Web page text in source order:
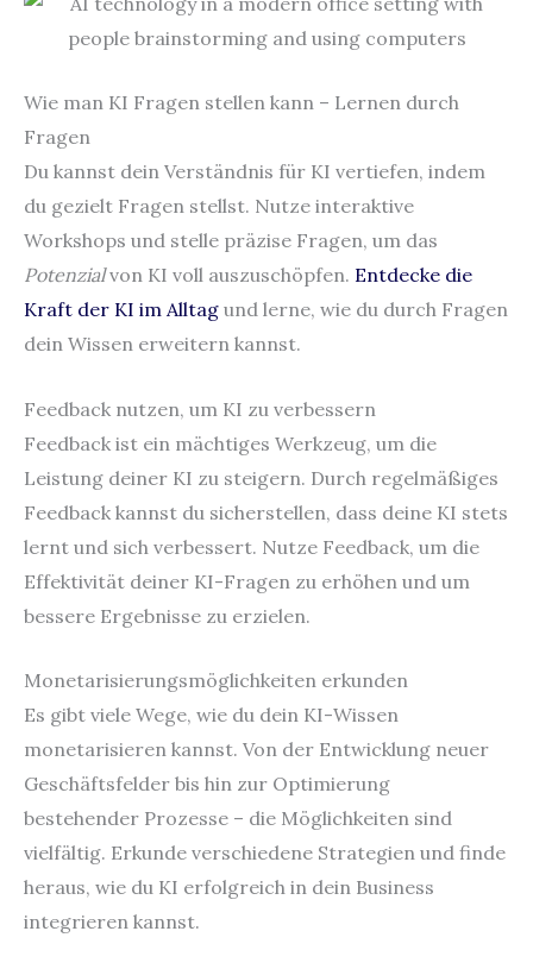
Wie man KI Fragen stellen kann – Lernen durch
Fragen
Du kannst dein Verständnis für KI vertiefen, indem
du gezielt Fragen stellst. Nutze interaktive
Workshops und stelle präzise Fragen, um das
Potenzialvon KI voll auszuschöpfen. Entdecke die
Kraft der KI im Alltag und lerne, wie du durch Fragen
dein Wissen erweitern kannst.
Feedback nutzen, um KI zu verbessern
Feedback ist ein mächtiges Werkzeug, um die
Leistung deiner KI zu steigern. Durch regelmäßiges
Feedback kannst du sicherstellen, dass deine KI stets
lernt und sich verbessert. Nutze Feedback, um die
Effektivität deiner KI-Fragen zu erhöhen und um
bessere Ergebnisse zu erzielen.
Monetarisierungsmöglichkeiten erkunden
Es gibt viele Wege, wie du dein KI-Wissen
monetarisieren kannst. Von der Entwicklung neuer
Geschäftsfelder bis hin zur Optimierung
bestehender Prozesse – die Möglichkeiten sind
vielfältig. Erkunde verschiedene Strategien und finde
heraus, wie du KI erfolgreich in dein Business
integrieren kannst.